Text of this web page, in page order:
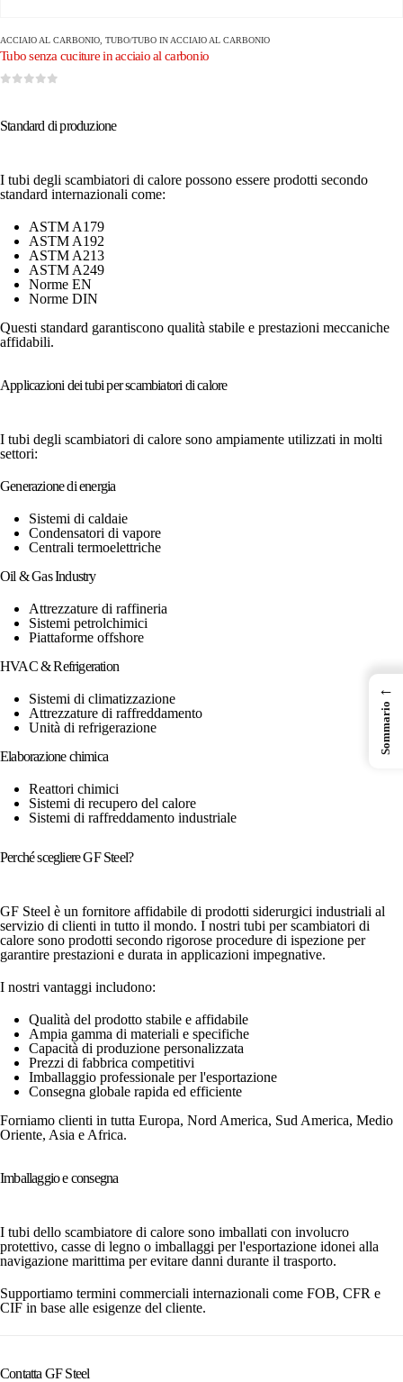
ACCIAIO AL CARBONIO, TUBO/TUBO IN ACCIAIO AL CARBONIO
Tubo senza cuciture in acciaio al carbonio
Standard di produzione
I tubi degli scambiatori di calore possono essere prodotti secondo
standard internazionali come:
ASTM A179
ASTM A192
ASTM A213
ASTM A249
Norme EN
Norme DIN
Questi standard garantiscono qualità stabile e prestazioni meccaniche
affidabili.
Applicazioni dei tubi per scambiatori di calore
I tubi degli scambiatori di calore sono ampiamente utilizzati in molti
settori:
Generazione di energia
Sistemi di caldaie
Condensatori di vapore
Centrali termoelettriche
Oil & Gas Industry
Attrezzature di raffineria
Sistemi petrolchimici
Piattaforme offshore
HVAC & Refrigeration
Sistemi di climatizzazione
Attrezzature di raffreddamento
Unità di refrigerazione
Elaborazione chimica
Reattori chimici
Sistemi di recupero del calore
Sistemi di raffreddamento industriale
Perché scegliere GF Steel?
GF Steel è un fornitore affidabile di prodotti siderurgici industriali al
servizio di clienti in tutto il mondo. I nostri tubi per scambiatori di
calore sono prodotti secondo rigorose procedure di ispezione per
garantire prestazioni e durata in applicazioni impegnative.
I nostri vantaggi includono:
Qualità del prodotto stabile e affidabile
Ampia gamma di materiali e specifiche
Capacità di produzione personalizzata
Prezzi di fabbrica competitivi
Imballaggio professionale per l'esportazione
Consegna globale rapida ed efficiente
Forniamo clienti in tutta Europa, Nord America, Sud America, Medio
Oriente, Asia e Africa.
Imballaggio e consegna
I tubi dello scambiatore di calore sono imballati con involucro
protettivo, casse di legno o imballaggi per l'esportazione idonei alla
navigazione marittima per evitare danni durante il trasporto.
Supportiamo termini commerciali internazionali come FOB, CFR e
CIF in base alle esigenze del cliente.
Contatta GF Steel
←
Sommario